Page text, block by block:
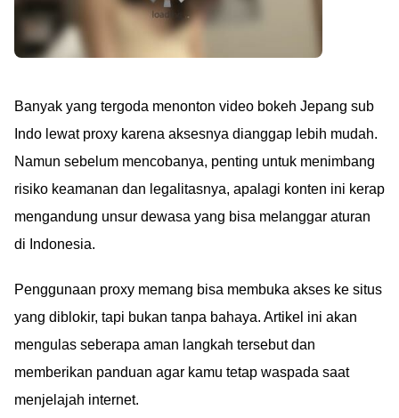
Banyak yang tergoda menonton video bokeh Jepang sub
Indo lewat proxy karena aksesnya dianggap lebih mudah.
Namun sebelum mencobanya, penting untuk menimbang
risiko keamanan dan legalitasnya, apalagi konten ini kerap
mengandung unsur dewasa yang bisa melanggar aturan
di Indonesia.
Penggunaan proxy memang bisa membuka akses ke situs
yang diblokir, tapi bukan tanpa bahaya. Artikel ini akan
mengulas seberapa aman langkah tersebut dan
memberikan panduan agar kamu tetap waspada saat
menjelajah internet.